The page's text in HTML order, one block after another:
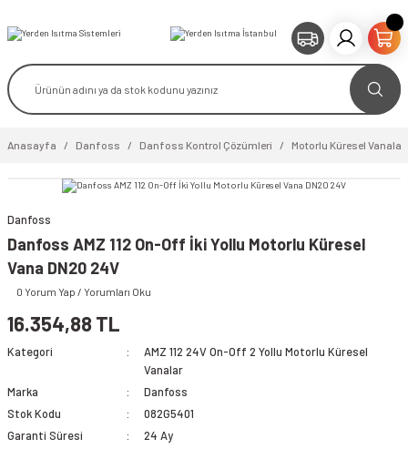
Anasayfa Danfoss Danfoss Kontrol Çözümleri Motorlu Küresel Vanalar
video izle
Danfoss
Danfoss AMZ 112 On-Off İki Yollu Motorlu Küresel
Vana DN20 24V
0 Yorum Yap / Yorumları Oku
16.354,88 TL
Kategori
AMZ 112 24V On-Off 2 Yollu Motorlu Küresel
Vanalar
Marka
Danfoss
Stok Kodu
082G5401
Garanti Süresi
24 Ay